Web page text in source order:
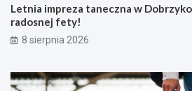
Letnia impreza taneczna w
radosnej fety!
8 sierpnia 2026